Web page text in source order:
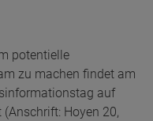
potentielle
zu machen findet am
auf
Hoyen 20,